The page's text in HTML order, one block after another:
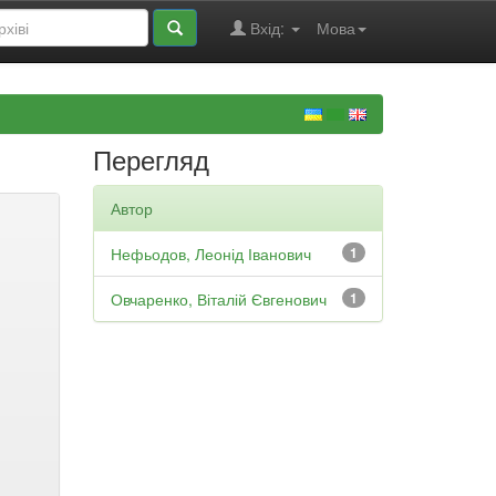
Мова
Вхід:
Перегляд
Автор
1
Нефьодов, Леонід Іванович
1
Овчаренко, Віталій Євгенович